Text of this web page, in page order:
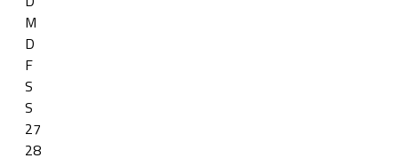
M
D
F
S
S
27
28